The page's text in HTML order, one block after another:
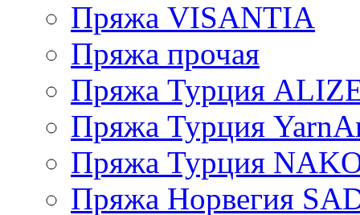
Пряжа VISANTIA
Пряжа прочая
Пряжа Турция
Пряжа Турция
Пряжа Турция
Пряжа Норвегия